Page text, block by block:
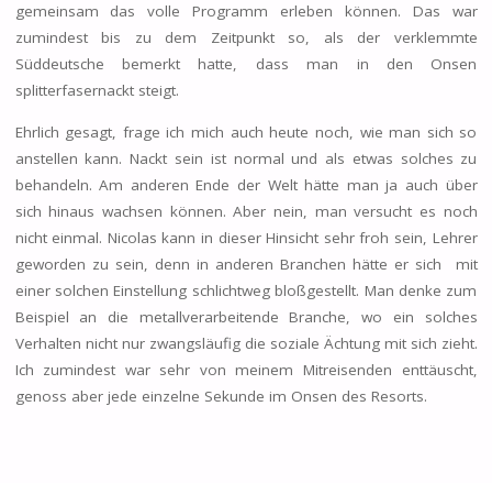
gemeinsam das volle Programm erleben können. Das war
zumindest bis zu dem Zeitpunkt so, als der verklemmte
Süddeutsche bemerkt hatte, dass man in den Onsen
splitterfasernackt steigt.
Ehrlich gesagt, frage ich mich auch heute noch, wie man sich so
anstellen kann. Nackt sein ist normal und als etwas solches zu
behandeln. Am anderen Ende der Welt hätte man ja auch über
sich hinaus wachsen können. Aber nein, man versucht es noch
nicht einmal. Nicolas kann in dieser Hinsicht sehr froh sein, Lehrer
geworden zu sein, denn in anderen Branchen hätte er sich mit
einer solchen Einstellung schlichtweg bloßgestellt. Man denke zum
Beispiel an die metallverarbeitende Branche, wo ein solches
Verhalten nicht nur zwangsläufig die soziale Ächtung mit sich zieht.
Ich zumindest war sehr von meinem Mitreisenden enttäuscht,
genoss aber jede einzelne Sekunde im Onsen des Resorts.